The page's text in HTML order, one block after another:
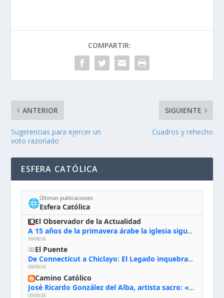
COMPARTIR:
ANTERIOR
Sugerencias para ejercer un
voto razonado
SIGUIENTE
Cuadros y rehecho
ESFERA CATÓLICA
🌐Últimas publicaciones
Esfera Católica
El Observador de la Actualidad
A 15 años de la primavera árabe la iglesia sigue firme en Siria: “Queremos quedarnos”
09/08/26
El Puente
De Connecticut a Chiclayo: El Legado inquebrantable de Monseñor Juan Tomis Stack
09/08/26
Camino Católico
José Ricardo González del Alba, artista sacro: «Yo oro, hablo con Dios, le pido al Espíritu Santo su inspiración y siempre pinto rezando el rosario para que sea Él quien actúe a través de mis manos»
09/08/26